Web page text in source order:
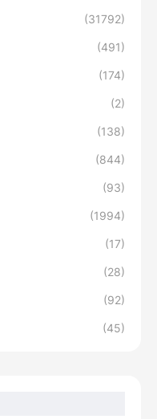
(31792)
(491)
(174)
(2)
(138)
(844)
(93)
(1994)
(17)
(28)
(92)
(45)